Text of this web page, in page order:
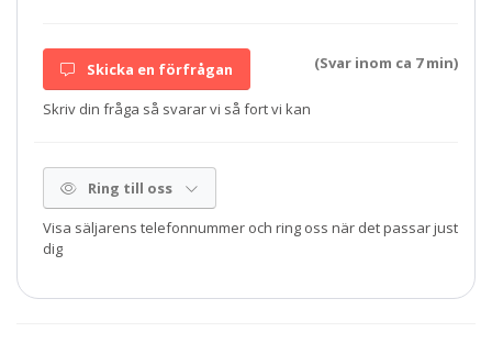
Skicka en förfrågan (Svar inom ca 7 min)
Skriv din fråga så svarar vi så fort vi kan
Ring till oss
Visa säljarens telefonnummer och ring oss när det passar just
dig